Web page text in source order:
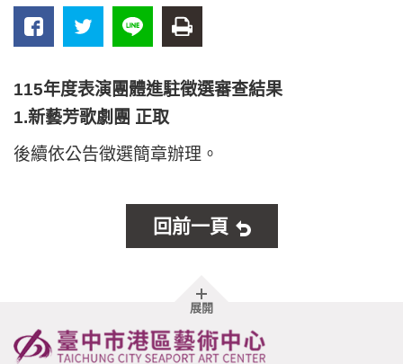
115年度表演團體進駐徵選審查結果
1.新藝芳歌劇團 正取
後續依公告徵選簡章辦理。
回前一頁
展開胖
尾